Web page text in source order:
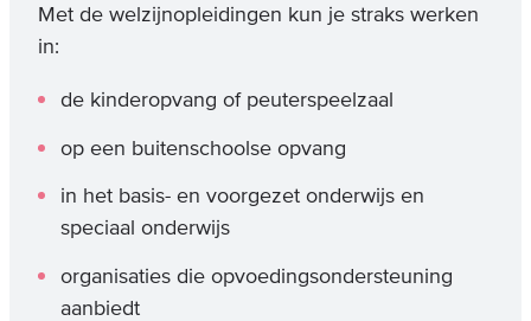
Met de welzijnopleidingen kun je straks werken
in:
de kinderopvang of peuterspeelzaal
op een buitenschoolse opvang
in het basis- en voorgezet onderwijs en
speciaal onderwijs
organisaties die opvoedingsondersteuning
aanbiedt